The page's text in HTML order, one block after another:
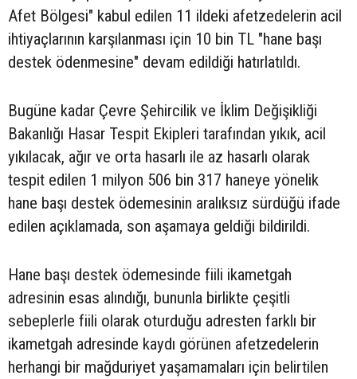
Afet Bölgesi" kabul edilen 11 ildeki afetzedelerin acil
ihtiyaçlarının karşılanması için 10 bin TL "hane başı
destek ödenmesine" devam edildiği hatırlatıldı.
Bugüne kadar Çevre Şehircilik ve İklim Değişikliği
Bakanlığı Hasar Tespit Ekipleri tarafından yıkık, acil
yıkılacak, ağır ve orta hasarlı ile az hasarlı olarak
tespit edilen 1 milyon 506 bin 317 haneye yönelik
hane başı destek ödemesinin aralıksız sürdüğü ifade
edilen açıklamada, son aşamaya geldiği bildirildi.
Hane başı destek ödemesinde fiili ikametgah
adresinin esas alındığı, bununla birlikte çeşitli
sebeplerle fiili olarak oturduğu adresten farklı bir
ikametgah adresinde kaydı görünen afetzedelerin
herhangi bir mağduriyet yaşamamaları için belirtilen